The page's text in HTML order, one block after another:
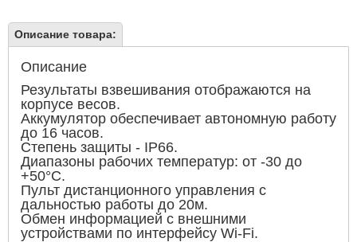
Описание товара:
Описание
Результаты взвешивания отображаются на
корпусе весов.
Аккумулятор обеспечивает автономную работу
до 16 часов.
Степень защиты - IP66.
Диапазоны рабочих температур: от -30 до
+50°С.
Пульт дистанционного управления с
дальностью работы до 20м.
Обмен информацией с внешними
устройствами по интерфейсу Wi-Fi.